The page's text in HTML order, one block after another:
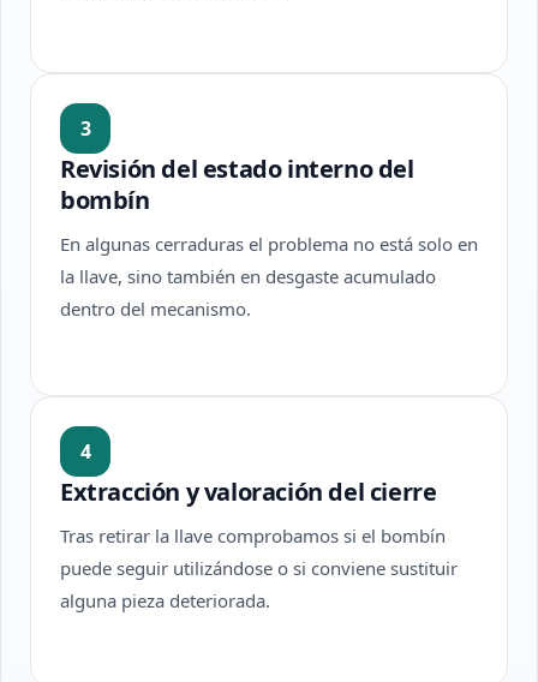
3
Revisión del estado interno del
bombín
En algunas cerraduras el problema no está solo en
la llave, sino también en desgaste acumulado
dentro del mecanismo.
4
Extracción y valoración del cierre
Tras retirar la llave comprobamos si el bombín
puede seguir utilizándose o si conviene sustituir
alguna pieza deteriorada.